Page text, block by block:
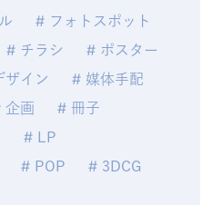
フォトスポット
チラシ
ポスター
ザイン
媒体手配
企画
冊子
LP
POP
3DCG